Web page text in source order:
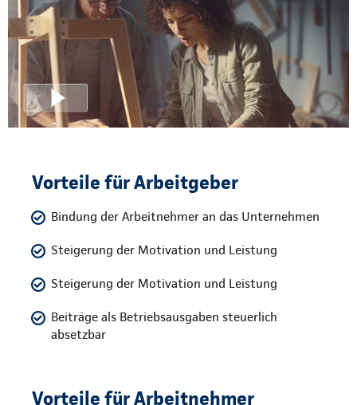
Vorteile für Arbeitgeber
Bindung der Arbeitnehmer an das Unternehmen
Steigerung der Motivation und Leistung
Steigerung der Motivation und Leistung
Beiträge als Betriebsausgaben steuerlich
absetzbar
Vorteile für Arbeitnehmer